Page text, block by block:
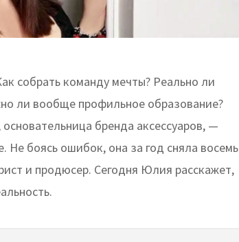
собрать команду мечты? Реально ли
ли вообще профильное образование?
бренда аксессуаров, —
Не боясь ошибок, она за год сняла восемь
и продюсер. Сегодня Юлия расскажет,